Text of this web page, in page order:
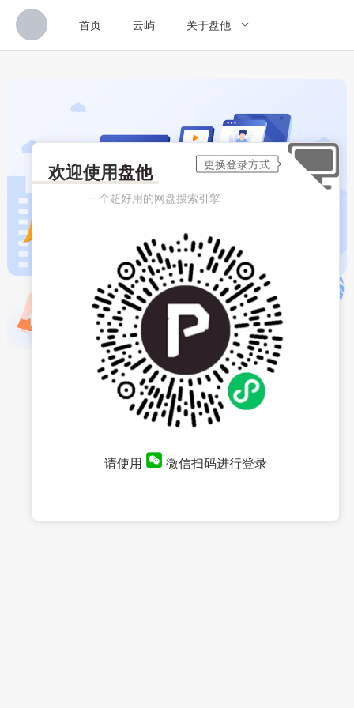
首页 云屿 关于盘他
欢迎使用盘他
一个超好用的网盘搜索引擎
请使用 微信扫码进行登录